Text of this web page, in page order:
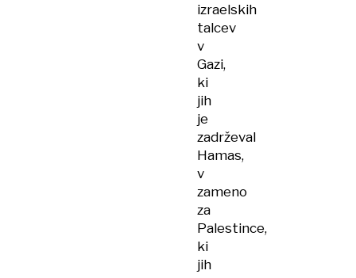
izraelskih
talcev
v
Gazi,
ki
jih
je
zadrževal
Hamas,
v
zameno
za
Palestince,
ki
jih